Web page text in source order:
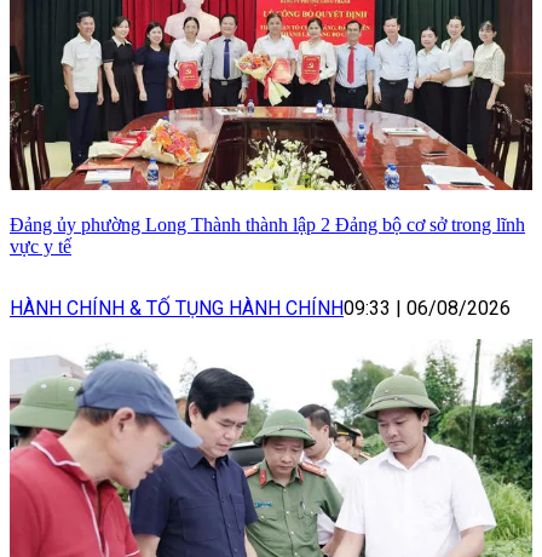
Đảng ủy phường Long Thành thành lập 2 Đảng bộ cơ sở trong lĩnh
vực y tế
HÀNH CHÍNH & TỐ TỤNG HÀNH CHÍNH09:33 06/08/2026